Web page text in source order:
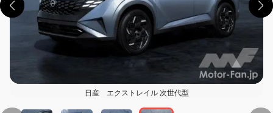
日産 エクストレイル 次世代型
この画像の記事を読む